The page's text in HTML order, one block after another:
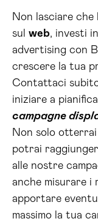
Non lasciare
sul web, investi
advertising con
crescere la tua
Contattaci
iniziare a
campagne
Non solo otterrai
potrai
alle nostre
anche misurare i
apportare
massimo la tua